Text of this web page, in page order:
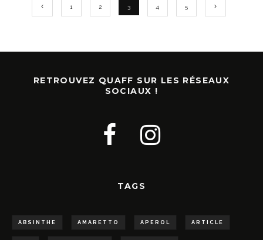
1 2 3 4 5
RETROUVEZ QUAFF SUR LES RÉSEAUX
SOCIAUX !
TAGS
ABSINTHE AMARETTO APEROL ARTICLE